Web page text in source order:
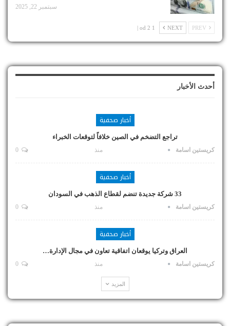
سبتمبر 22, 2025
NEXT
1 od 2 |
أحدث الأخبار
أخبار صحفية
تراجع التضخم في الصين خلافاً لتوقعات الخبراء
كريستين اسامة منذ
أخبار صحفية
33 شركة جديدة تنضم لقطاع الذهب في السودان
كريستين اسامة منذ
أخبار صحفية
العراق وتركيا يوقعان اتفاقية تعاون في مجال الإدارة…
كريستين اسامة منذ
المزيد